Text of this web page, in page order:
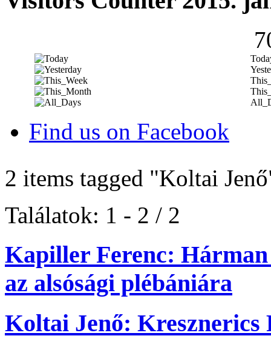
Find us on Facebook
2 items tagged "Koltai
Találatok: 1 - 2 / 2
Kapiller Ferenc:
az alsósági plébániára
Koltai Jenő: Kresznerics